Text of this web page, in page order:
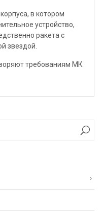
в котором
устройство,
ракета с
звездой.
требованиям МК